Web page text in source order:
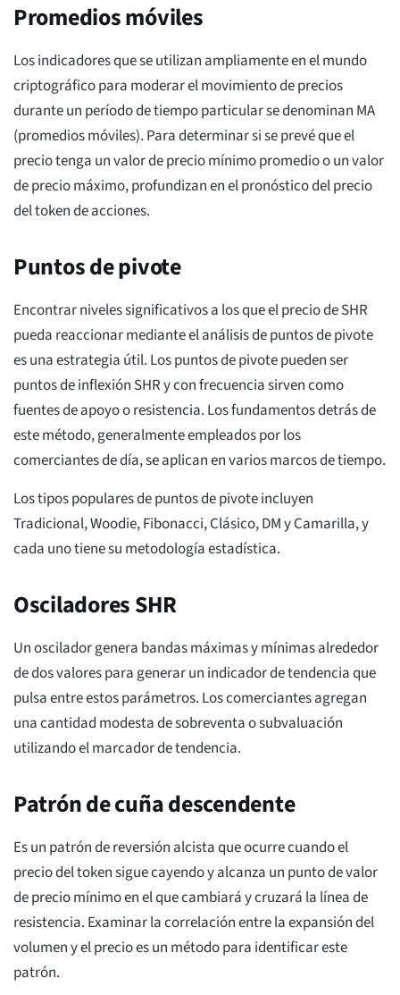
Promedios móviles
Los indicadores que se utilizan ampliamente en el mundo
criptográfico para moderar el movimiento de precios
durante un período de tiempo particular se denominan MA
(promedios móviles). Para determinar si se prevé que el
precio tenga un valor de precio mínimo promedio o un valor
de precio máximo, profundizan en el pronóstico del precio
del token de acciones.
Puntos de pivote
Encontrar niveles significativos a los que el precio de SHR
pueda reaccionar mediante el análisis de puntos de pivote
es una estrategia útil. Los puntos de pivote pueden ser
puntos de inflexión SHR y con frecuencia sirven como
fuentes de apoyo o resistencia. Los fundamentos detrás de
este método, generalmente empleados por los
comerciantes de día, se aplican en varios marcos de tiempo.
Los tipos populares de puntos de pivote incluyen
Tradicional, Woodie, Fibonacci, Clásico, DM y Camarilla, y
cada uno tiene su metodología estadística.
Osciladores SHR
Un oscilador genera bandas máximas y mínimas alrededor
de dos valores para generar un indicador de tendencia que
pulsa entre estos parámetros. Los comerciantes agregan
una cantidad modesta de sobreventa o subvaluación
utilizando el marcador de tendencia.
Patrón de cuña descendente
Es un patrón de reversión alcista que ocurre cuando el
precio del token sigue cayendo y alcanza un punto de valor
de precio mínimo en el que cambiará y cruzará la línea de
resistencia. Examinar la correlación entre la expansión del
volumen y el precio es un método para identificar este
patrón.